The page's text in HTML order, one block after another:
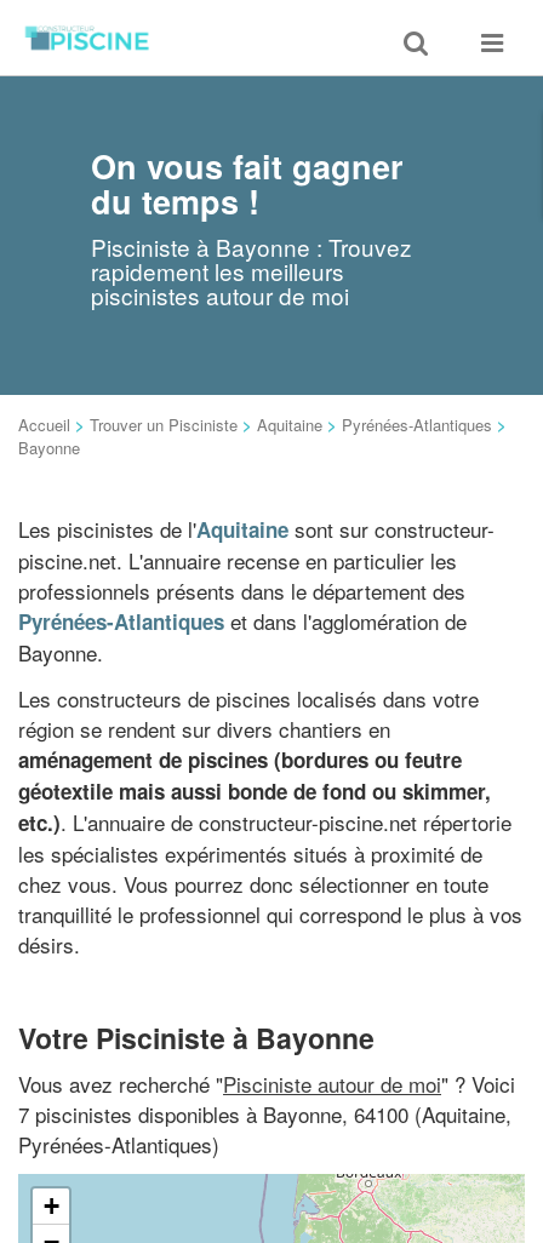
Toggle
search
Toggle
On vous fait gagner
du temps !
Pisciniste à Bayonne : Trouvez
rapidement les meilleurs
piscinistes autour de moi
Accueil > Trouver un Pisciniste > Aquitaine > Pyrénées-Atlantiques >
Bayonne
Les piscinistes de l'Aquitaine sont sur constructeur-
piscine.net. L'annuaire recense en particulier les
professionnels présents dans le département des
Pyrénées-Atlantiques et dans l'agglomération de
Bayonne.
Les constructeurs de piscines localisés dans votre
région se rendent sur divers chantiers en
aménagement de piscines (bordures ou feutre
géotextile mais aussi bonde de fond ou skimmer,
etc.). L'annuaire de constructeur-piscine.net répertorie
les spécialistes expérimentés situés à proximité de
chez vous. Vous pourrez donc sélectionner en toute
tranquillité le professionnel qui correspond le plus à vos
désirs.
Votre Pisciniste à Bayonne
Vous avez recherché "Pisciniste autour de moi" ? Voici
7 piscinistes disponibles à Bayonne, 64100 (Aquitaine,
Pyrénées-Atlantiques)
+